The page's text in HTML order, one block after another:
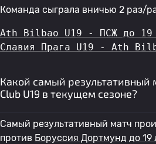
Команда сыграла вничью 2 раз/
Ath Bilbao U19 - ПСЖ до 19
Славия Прага U19 - Ath
Какой самый
Club U19 в текущем сезоне?
Самый результативный матч
против Боруссия Дортмунд до 19